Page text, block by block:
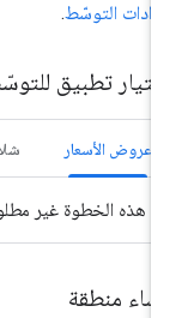
التوسّط.
تطبيق للتوسّط
عروض الأسعار شلال
هذه الخطوة غير مطلوبة
منطقة